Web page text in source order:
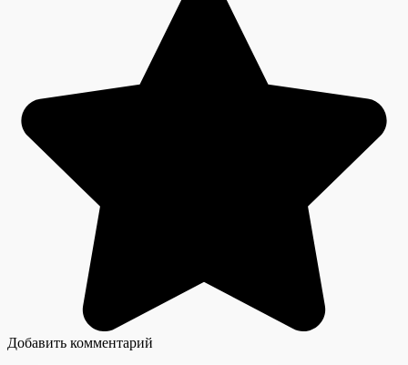
Добавить комментарий